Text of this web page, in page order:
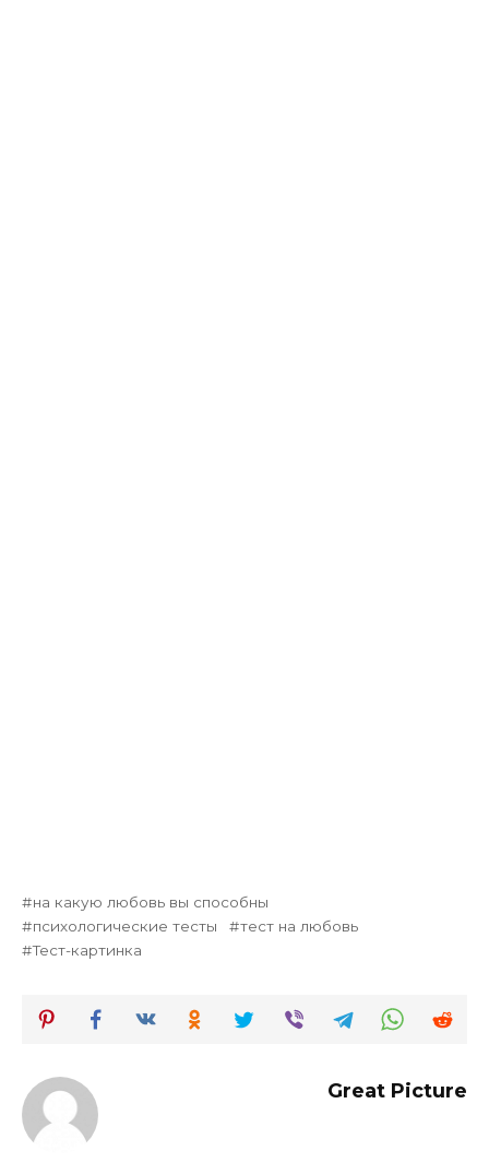
на какую любовь вы способны
психологические тесты
тест на любовь
Тест-картинка
Great Picture